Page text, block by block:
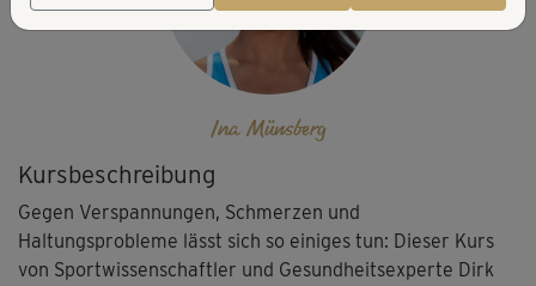
Kursbeschreibung
Gegen Verspannungen, Schmerzen und
Haltungsprobleme lässt sich so einiges tun: Dieser Kurs
von Sportwissenschaftler und Gesundheitsexperte Dirk
Ina Münsberg